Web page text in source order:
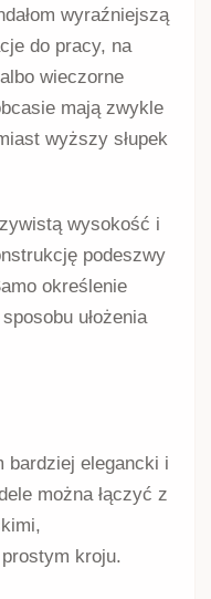
wyraźniejszą
do pracy, na
wieczorne
mają zwykle
wyższy słupek
wysokość i
podeszwy
określenie
ułożenia
bardziej elegancki i
można łączyć z
kroju.